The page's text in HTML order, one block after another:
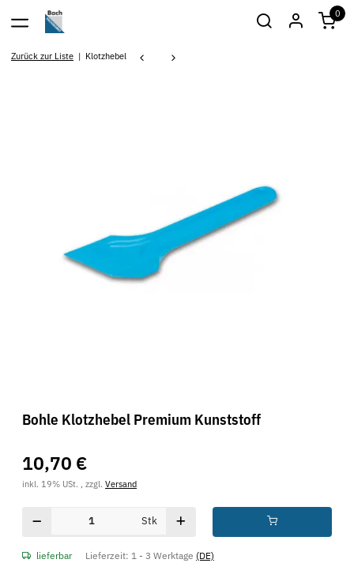
0
Zurück zur Liste Klotzhebel
Bohle Klotzhebel Premium Kunststoff
10,70 €
inkl. 19% USt. , zzgl. Versand
Stk
lieferbar Lieferzeit: 1 - 3 Werktage (DE)